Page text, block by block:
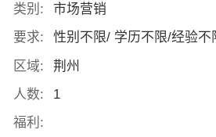
类别:
市场营销
要求:
性别不限/ 学历不限/经验不
区域:
荆州
人数:
1
福利: